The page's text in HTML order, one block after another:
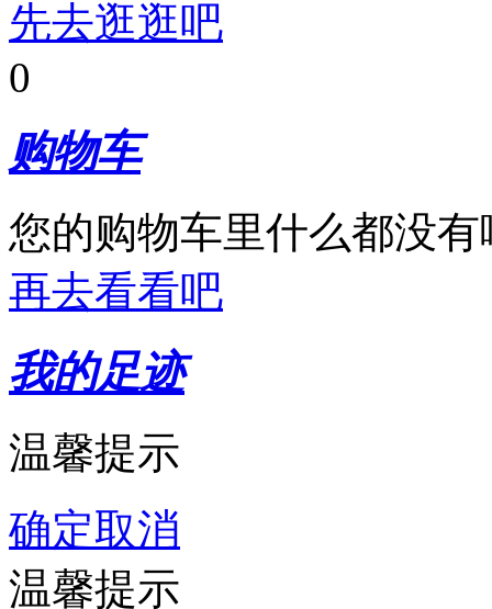
先去逛逛吧
0
购物车
您的购物车里什么都没有
再去看看吧
我的足迹
温馨提示
确定取消
温馨提示